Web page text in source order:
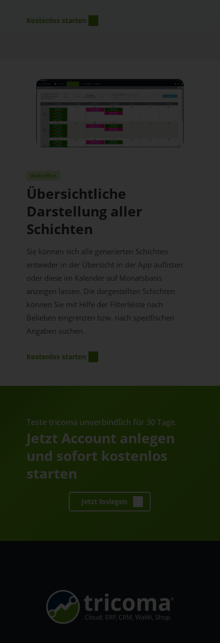
Kostenlos starten
Weboffice
Übersichtliche
Darstellung aller
Schichten
Sie können sich alle generierten Schichten
entweder in der Übersicht in der App auflisten
oder diese im Kalender auf Monatsbasis
anzeigen lassen. Die dargestellten Schichten
können Sie mit Hilfe der Filterleiste nach
Belieben eingrenzen bzw. nach spezifischen
Angaben suchen.
Kostenlos starten
Teste tricoma unverbindlich für 30 Tage.
Jetzt Account anlegen
und sofort kostenlos
starten
Jetzt loslegen